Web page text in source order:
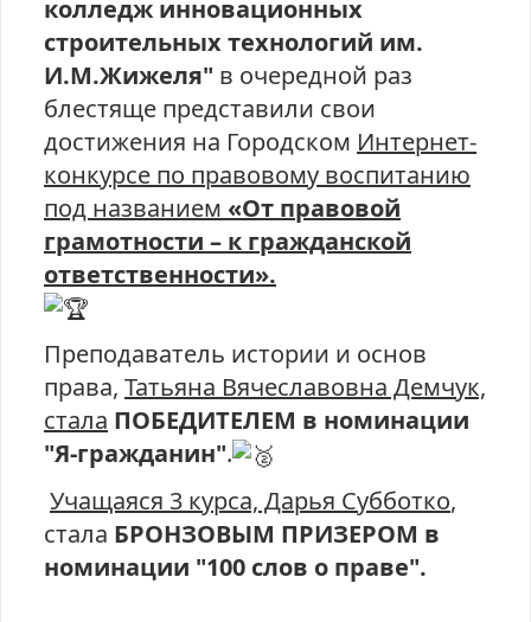
колледж инновационных
строительных технологий им.
И.М.Жижеля" в очередной раз
блестяще представили свои
достижения на Городском Интернет-
конкурсе по правовому воспитанию
под названием «От правовой
грамотности – к гражданской
ответственности».
Преподаватель истории и основ
права, Татьяна Вячеславовна Демчук,
стала ПОБЕДИТЕЛЕМ в номинации
"Я-гражданин".
Учащаяся 3 курса, Дарья Субботко,
стала БРОНЗОВЫМ ПРИЗЕРОМ в
номинации "100 слов о праве".